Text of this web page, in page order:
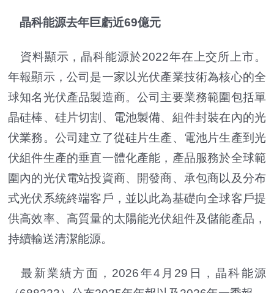
晶科能源去年巨虧近69億元
資料顯示，晶科能源於2022年在上交所上市。
年報顯示，公司是一家以光伏產業技術為核心的全
球知名光伏產品製造商。公司主要業務範圍包括單
晶硅棒、硅片切割、電池製備、組件封裝在內的光
伏業務。公司建立了從硅片生產、電池片生產到光
伏組件生產的垂直一體化產能，產品服務於全球範
圍內的光伏電站投資商、開發商、承包商以及分布
式光伏系統終端客戶，並以此為基礎向全球客戶提
供高效率、高質量的太陽能光伏組件及儲能產品，
持續輸送清潔能源。
最新業績方面，2026年4月29日，晶科能源